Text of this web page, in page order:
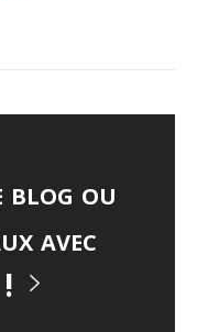
blog ou
avec